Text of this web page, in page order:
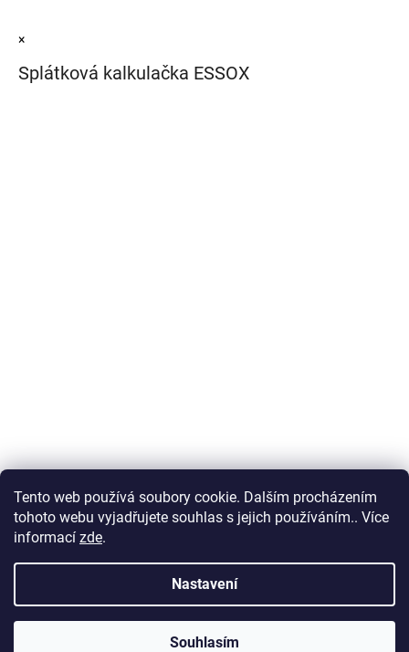
Tento web používá soubory cookie. Dalším procházením
tohoto webu vyjadřujete souhlas s jejich používáním.. Více
informací zde.
Nastavení
Souhlasím
×
Splátková kalkulačka ESSOX